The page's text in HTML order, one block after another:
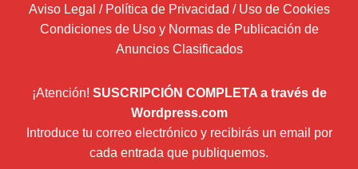
Aviso Legal / Política de Privacidad / Uso de Cookies
Condiciones de Uso y Normas de Publicación de
Anuncios Clasificados
¡Atención! SUSCRIPCIÓN COMPLETA a través de
Wordpress.com
Introduce tu correo electrónico y recibirás un email por
cada entrada que publiquemos.